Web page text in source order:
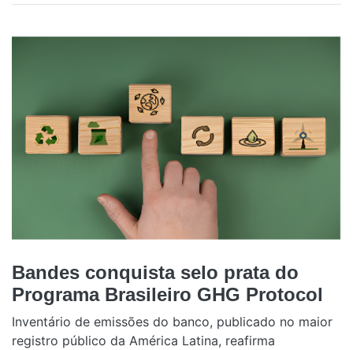
Bandes conquista selo prata do
Programa Brasileiro GHG Protocol
Inventário de emissões do banco, publicado no maior
registro público da América Latina, reafirma